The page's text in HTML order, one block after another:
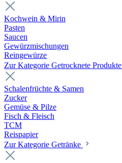
Kochwein & Mirin
Pasten
Saucen
Gewürzmischungen
Reingewürze
Zur Kategorie Getrocknete Produkte
Schalenfrüchte & Samen
Zucker
Gemüse & Pilze
Fisch & Fleisch
TCM
Reispapier
Zur Kategorie Getränke